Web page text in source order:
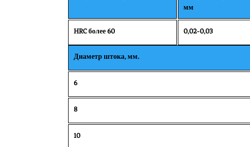
мм
HRC более 60 0,02-0,03
Диаметр штока, мм.
6
8
10